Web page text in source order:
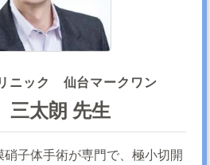
ニック 仙台マークワン
太朗 先生
子体手術が専門で、極小切開